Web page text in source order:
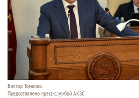
Виктор Томенко.
Предоставлено пресс-службой АКЗС